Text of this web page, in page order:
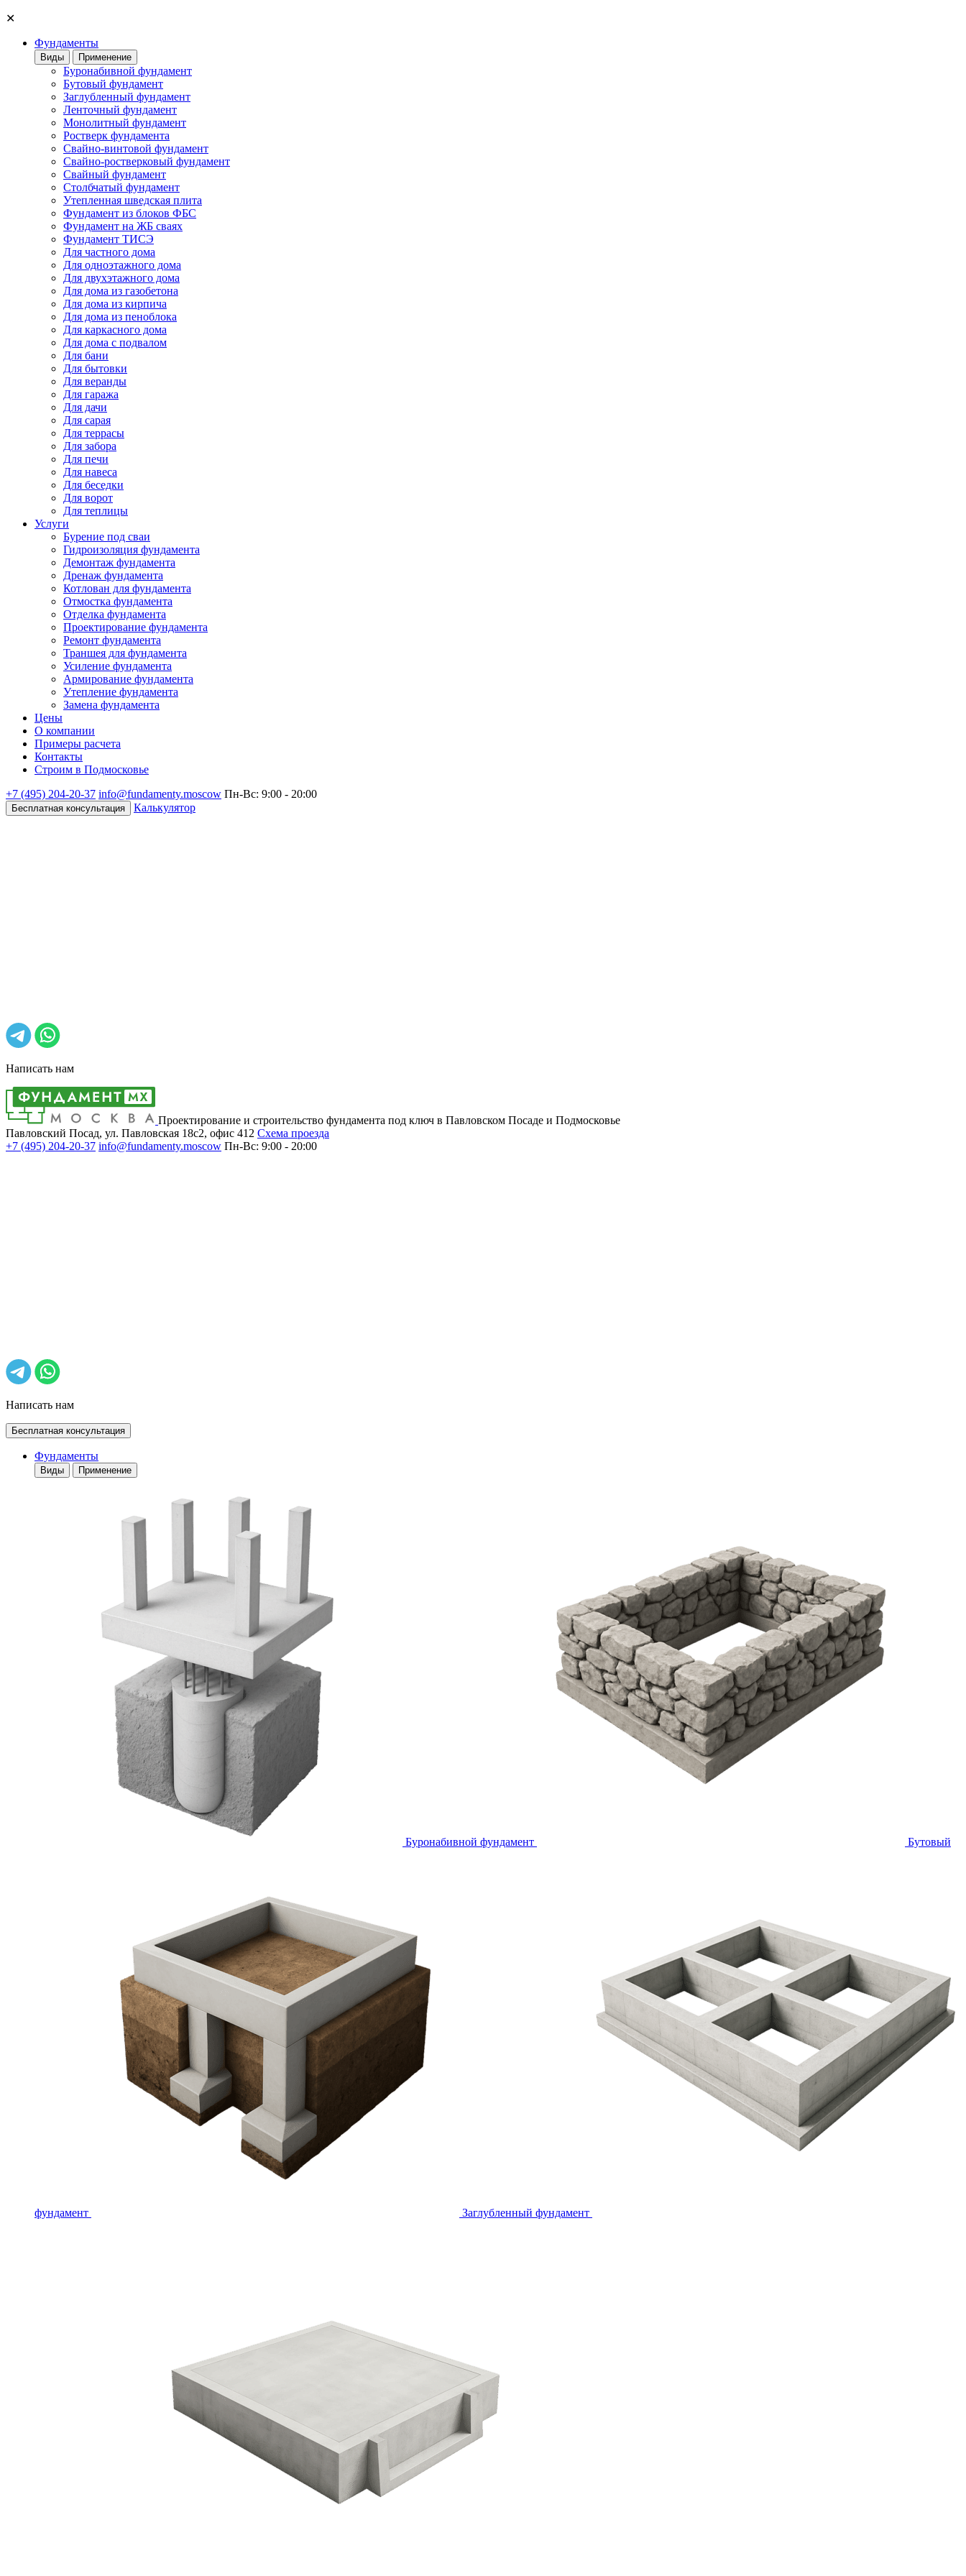
✕
Фундаменты
Виды Применение
Буронабивной фундамент
Бутовый фундамент
Заглубленный фундамент
Ленточный фундамент
Монолитный фундамент
Ростверк фундамента
Свайно-винтовой фундамент
Свайно-ростверковый фундамент
Свайный фундамент
Столбчатый фундамент
Утепленная шведская плита
Фундамент из блоков ФБС
Фундамент на ЖБ сваях
Фундамент ТИСЭ
Для частного дома
Для одноэтажного дома
Для двухэтажного дома
Для дома из газобетона
Для дома из кирпича
Для дома из пеноблока
Для каркасного дома
Для дома с подвалом
Для бани
Для бытовки
Для веранды
Для гаража
Для дачи
Для сарая
Для террасы
Для забора
Для печи
Для навеса
Для беседки
Для ворот
Для теплицы
Услуги
Бурение под сваи
Гидроизоляция фундамента
Демонтаж фундамента
Дренаж фундамента
Котлован для фундамента
Отмостка фундамента
Отделка фундамента
Проектирование фундамента
Ремонт фундамента
Траншея для фундамента
Усиление фундамента
Армирование фундамента
Утепление фундамента
Замена фундамента
Цены
О компании
Примеры расчета
Контакты
Строим в Подмосковье
+7 (495) 204-20-37 info@fundamenty.moscow Пн-Вс: 9:00 - 20:00
Бесплатная консультация Калькулятор
Написать нам
Проектирование и строительство фундамента под ключ в Павловском Посаде и Подмосковье
Павловский Посад, ул. Павловская 18с2, офис 412 Cхема проезда
+7 (495) 204-20-37 info@fundamenty.moscow Пн-Вс: 9:00 - 20:00
Написать нам
Бесплатная консультация
Фундаменты
Виды Применение
Буронабивной фундамент Бутовый
фундамент Заглубленный фундамент